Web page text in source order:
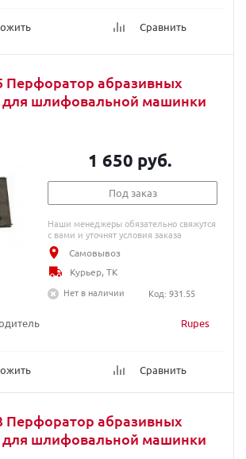
Сравнить
Перфоратор абразивных
для шлифовальной машинки
Rupes
Сравнить
1 650 руб.
Под заказ
Наши менеджеры обязательно свяжутся
с вами и уточнят условия заказа
Самовывоз
Курьер, ТК
Нет в наличии
Код: 931.55
Перфоратор абразивных
для шлифовальной машинки